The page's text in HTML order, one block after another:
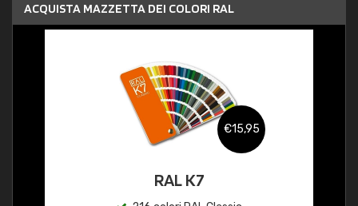
ACQUISTA MAZZETTA DEI COLORI RAL
€15,95
RAL K7